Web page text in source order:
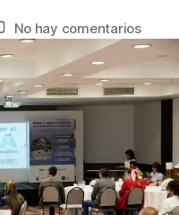
er
e
st
m
p
ar
tir
No hay comentariosen
En
torno
al
agua,